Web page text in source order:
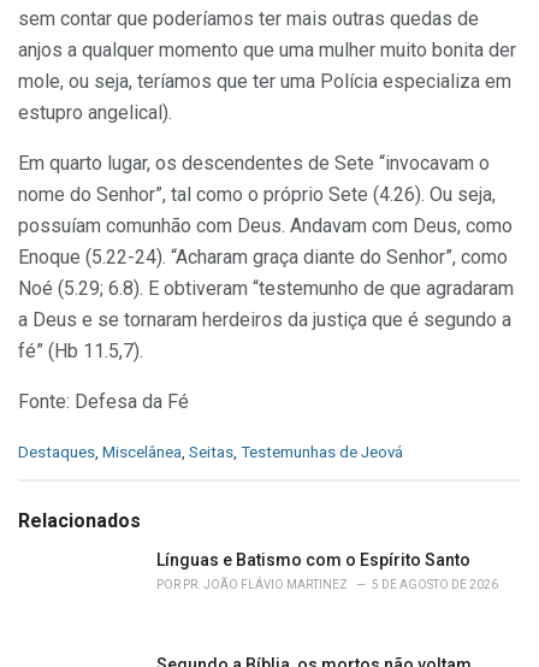
sem contar que poderíamos ter mais outras quedas de
anjos a qualquer momento que uma mulher muito bonita der
mole, ou seja, teríamos que ter uma Polícia especializa em
estupro angelical).
Em quarto lugar, os descendentes de Sete “invocavam o
nome do Senhor”, tal como o próprio Sete (4.26). Ou seja,
possuíam comunhão com Deus. Andavam com Deus, como
Enoque (5.22-24). “Acharam graça diante do Senhor”, como
Noé (5.29; 6.8). E obtiveram “testemunho de que agradaram
a Deus e se tornaram herdeiros da justiça que é segundo a
fé” (Hb 11.5,7).
Fonte: Defesa da Fé
C
e
Destaques Miscelânea Seitas Testemunhas de Jeová
Relacionados
Línguas e Batismo com o Espírito Santo
POR PR. JOÃO FLÁVIO MARTINEZ 5 DE AGOSTO DE 2026